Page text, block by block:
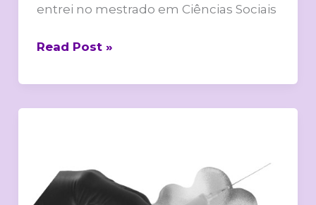
entrei no mestrado em Ciências Sociais
Read Post »
para